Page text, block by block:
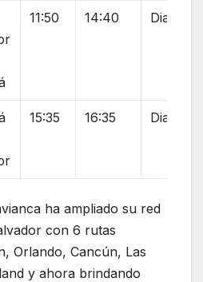
11:50 14:40 Diaria
15:35 16:35 Diaria
ha ampliado su red
con 6 rutas
Orlando, Cancún, Las
y ahora brindando